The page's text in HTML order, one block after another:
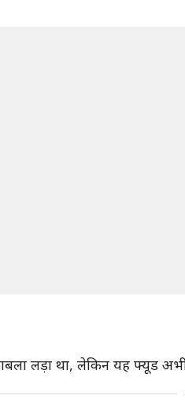
लड़ा था, लेकिन यह फ्यूड अभी